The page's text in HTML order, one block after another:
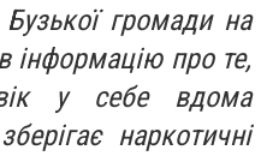
громади на
інформацію про те,
у себе вдома
наркотичні